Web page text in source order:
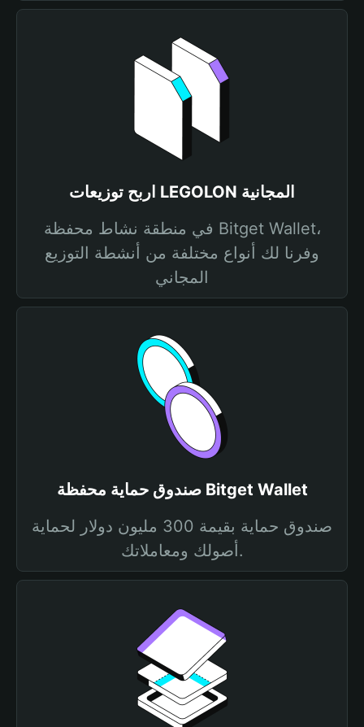
اربح توزيعات LEGOLON المجانية
في منطقة نشاط محفظة Bitget Wallet،
وفرنا لك أنواع مختلفة من أنشطة التوزيع
المجاني
صندوق حماية محفظة Bitget Wallet
صندوق حماية بقيمة 300 مليون دولار لحماية
أصولك ومعاملاتك.